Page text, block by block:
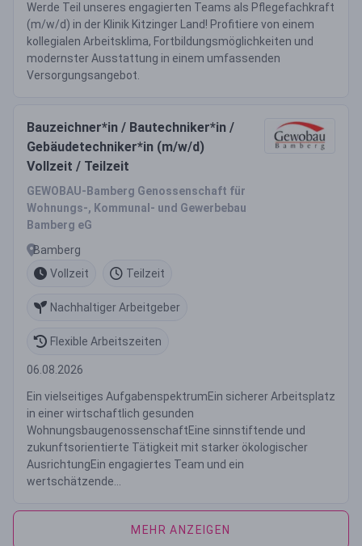
Werde Teil unseres engagierten Teams als Pflegefachkraft
(m/w/d) in der Klinik Kitzinger Land! Profitiere von einem
kollegialen Arbeitsklima, Fortbildungsmöglichkeiten und
modernster Ausstattung in einem umfassenden
Versorgungsangebot.
Bauzeichner*in / Bautechniker*in /
Gebäudetechniker*in (m/w/d)
Vollzeit / Teilzeit
GEWOBAU-Bamberg Genossenschaft für
Wohnungs-, Kommunal- und Gewerbebau
Bamberg eG
Bamberg
Vollzeit
Teilzeit
Nachhaltiger Arbeitgeber
Flexible Arbeitszeiten
06.08.2026
Ein vielseitiges AufgabenspektrumEin sicherer Arbeitsplatz
in einer wirtschaftlich gesunden
WohnungsbaugenossenschaftEine sinnstiftende und
zukunftsorientierte Tätigkeit mit starker ökologischer
AusrichtungEin engagiertes Team und ein
wertschätzende...
MEHR ANZEIGEN